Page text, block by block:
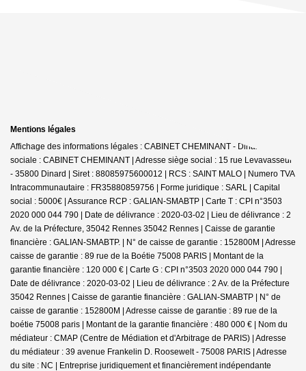
Mentions légales
Affichage des informations légales : CABINET CHEMINANT - Dinard | Raison
sociale : CABINET CHEMINANT | Adresse siège social : 15 rue Levavasseur
- 35800 Dinard | Siret : 88085975600012 | RCS : SAINT MALO | Numero TVA
Intracommunautaire : FR35880859756 | Forme juridique : SARL | Capital
social : 5000€ | Assurance RCP : GALIAN-SMABTP | Carte T : CPI n°3503
2020 000 044 790 | Date de délivrance : 2020-03-02 | Lieu de délivrance : 2
Av. de la Préfecture, 35042 Rennes 35042 Rennes | Caisse de garantie
financière : GALIAN-SMABTP. | N° de caisse de garantie : 152800M | Adresse
caisse de garantie : 89 rue de la Boétie 75008 PARIS | Montant de la
garantie financière : 120 000 € | Carte G : CPI n°3503 2020 000 044 790 |
Date de délivrance : 2020-03-02 | Lieu de délivrance : 2 Av. de la Préfecture
35042 Rennes | Caisse de garantie financière : GALIAN-SMABTP | N° de
caisse de garantie : 152800M | Adresse caisse de garantie : 89 rue de la
boétie 75008 paris | Montant de la garantie financière : 480 000 € | Nom du
médiateur : CMAP (Centre de Médiation et d'Arbitrage de PARIS) | Adresse
du médiateur : 39 avenue Frankelin D. Roosewelt - 75008 PARIS | Adresse
du site : NC | Entreprise juridiquement et financièrement indépendante